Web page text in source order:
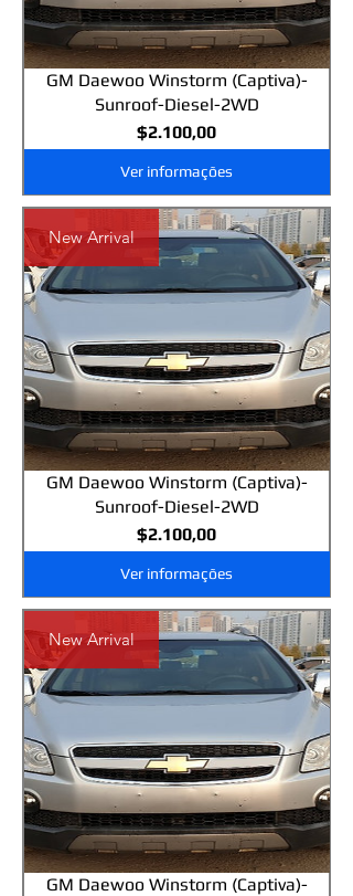
GM Daewoo Winstorm (Captiva)-
Sunroof-Diesel-2WD
$2.100,00Preço
Ver informações
New Arrival
GM Daewoo Winstorm (Captiva)-
Sunroof-Diesel-2WD
$2.100,00Preço
Ver informações
New Arrival
GM Daewoo Winstorm (Captiva)-